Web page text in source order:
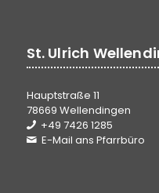
St. Ulrich
Hauptstraße 11
78669 Wellendingen
+49 7426 1285
E-Mail ans Pfarrbüro